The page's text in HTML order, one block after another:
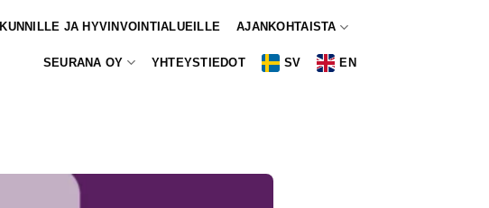
KUNNILLE JA HYVINVOINTIALUEILLE AJANKOHTAISTA
SEURANA OY YHTEYSTIEDOT SV EN